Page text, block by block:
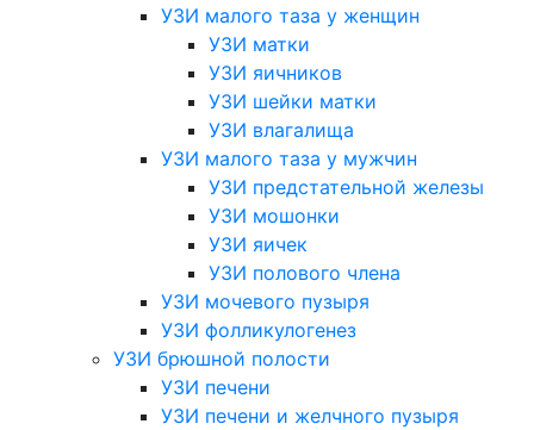
УЗИ малого таза у женщин
УЗИ матки
УЗИ яичников
УЗИ шейки матки
УЗИ влагалища
УЗИ малого таза у мужчин
УЗИ предстательной железы
УЗИ мошонки
УЗИ яичек
УЗИ полового члена
УЗИ мочевого пузыря
УЗИ фолликулогенез
УЗИ брюшной полости
УЗИ печени
УЗИ печени и желчного пузыря